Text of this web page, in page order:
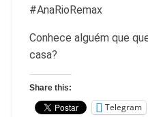
#AnaRioRemax
Conhece alguém que
casa?
Share this:
Telegram